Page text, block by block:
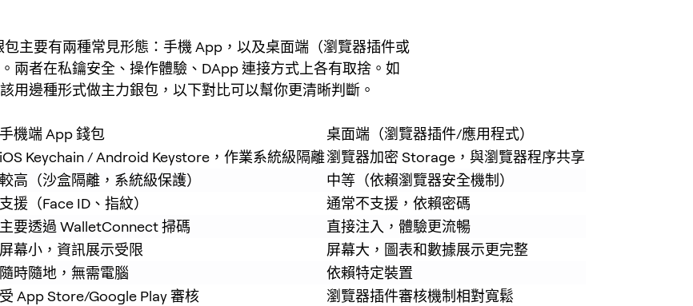
包主要有兩種常見形態：手機 App，以及桌面端（瀏覽器插件或
兩者在私鑰安全、操作體驗、DApp 連接方式上各有取捨。如
用邊種形式做主力銀包，以下對比可以幫你更清晰判斷。
手機端 App 錢包
桌面端（瀏覽器插件/應用程式）
iOS Keychain / Android Keystore，作業系統級隔離瀏覽器加密 Storage，與瀏覽器程序共享
較高（沙盒隔離，系統級保護）
中等（依賴瀏覽器安全機制）
支援（Face ID、指紋）
通常不支援，依賴密碼
主要透過 WalletConnect 掃碼
直接注入，體驗更流暢
屏幕小，資訊展示受限
屏幕大，圖表和數據展示更完整
隨時隨地，無需電腦
依賴特定裝置
受 App Store/Google Play 審核
瀏覽器插件審核機制相對寬鬆